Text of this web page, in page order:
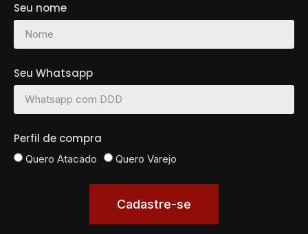
Seu nome
Seu Whatsapp
Perfil de compra
Quero Atacado Quero Varejo
Cadastre-se